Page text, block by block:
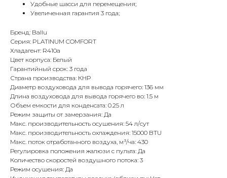
Удобные шасси для перемещения;
Увеличенная гарантия 3 года;
Бренд: Ballu
Серия: PLATINUM COMFORT
Хладагент: R410a
Цвет корпуса: Белый
Гарантийный срок: 3 года
Страна производства: КНР
Диаметр воздуховода для вывода горячего: 136 мм
Длина воздуховода для вывода горячего во: 1.5 м
Объем емкости для конденсата: 0.25 л
Режим защиты от замерзания: Да
Макс. производительность осушения: 54 л/сут
Макс. производительность охлаждения: 15000 BTU
Макс. поток отработанного воздуха, м³/ча: 430
Регулировка положения жалюзи с пульта: Да
Количество скоростей воздушного потока: 3
Режим осушения: Да